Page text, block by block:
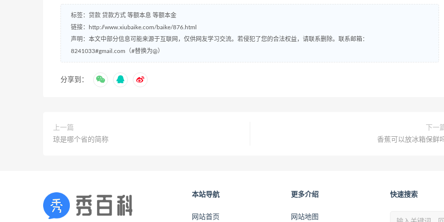
标签： 贷款 贷款方式 等额本息 等额本金
链接：
http://www.xiubaike.com/baike/876.html
声明：本文中部分信息可能来源于互联网，仅供网友学习交流。若侵犯了您的合法权益，请联系删除。联系邮箱：
8241033#gmail.com（#替换为@）
分享到：
上一篇
琼是哪个省的简称
下一
香蕉可以放冰箱保鲜
本站导航
网站首页
更多介绍
网站地图
快速搜索